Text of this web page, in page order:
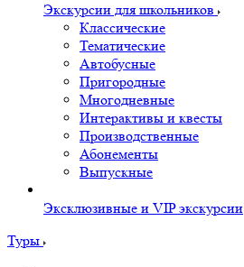
Экскурсии для школьников
Классические
Тематические
Автобусные
Пригородные
Многодневные
Интерактивы и квесты
Производственные
Абонементы
Выпускные
Эксклюзивные и VIP экскурсии
Туры